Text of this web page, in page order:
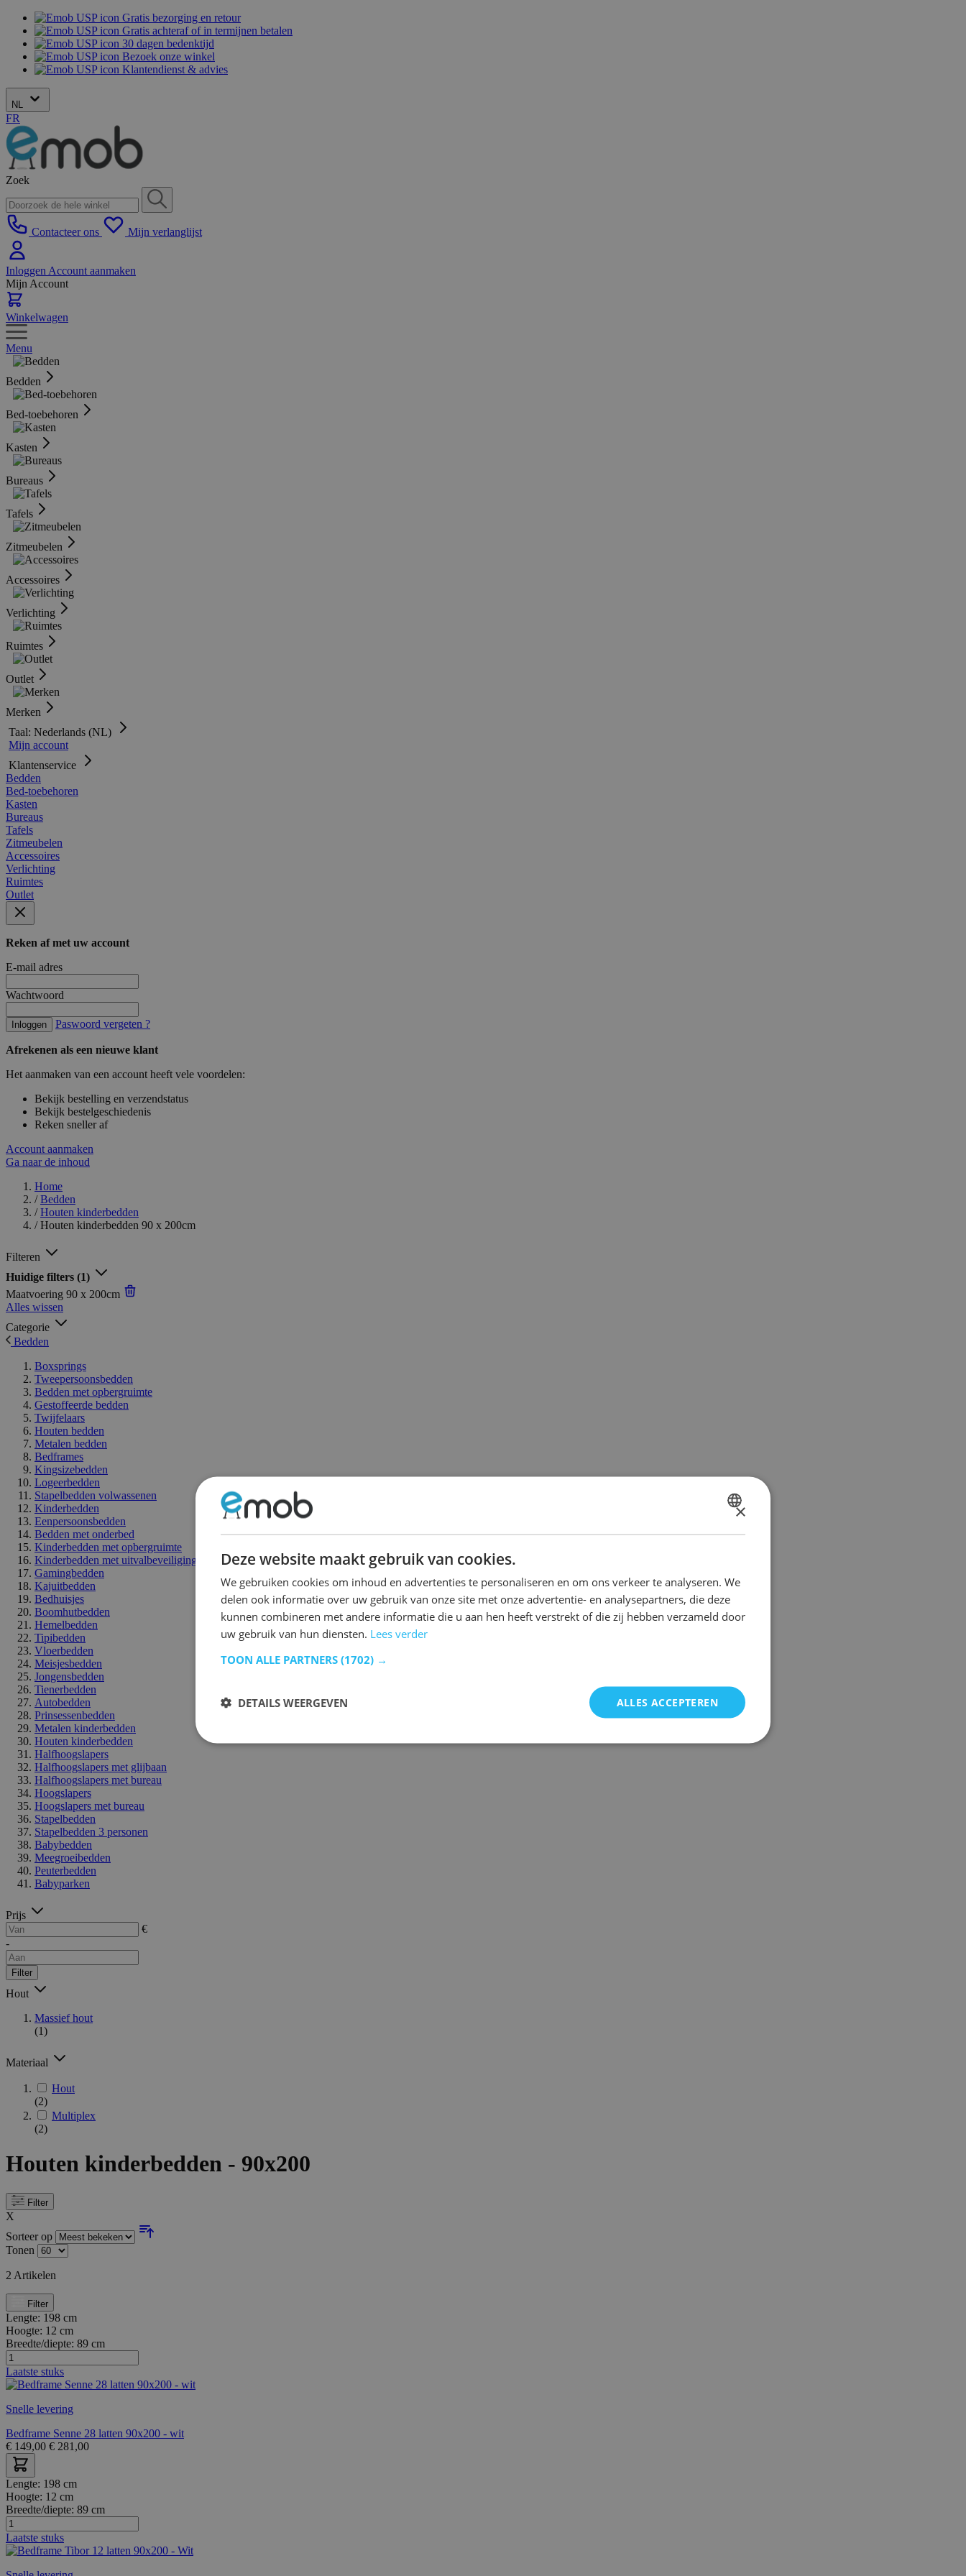
Gratis bezorging en retour
Gratis achteraf of in termijnen betalen
30 dagen bedenktijd
Bezoek onze winkel
Klantendienst & advies
NL
FR
Zoek
Contacteer ons Mijn verlanglijst
Inloggen Account aanmaken
Mijn Account
Winkelwagen
Menu
Bedden
Bed-toebehoren
Kasten
Bureaus
Tafels
Zitmeubelen
Accessoires
Verlichting
Ruimtes
Outlet
Merken
Taal: Nederlands (NL)
Mijn account
Klantenservice
Bedden
Bed-toebehoren
Kasten
Bureaus
Tafels
Zitmeubelen
Accessoires
Verlichting
Ruimtes
Outlet
Reken af met uw account
E-mail adres
Wachtwoord
Inloggen Paswoord vergeten ?
Afrekenen als een nieuwe klant
Het aanmaken van een account heeft vele voordelen:
Bekijk bestelling en verzendstatus
Bekijk bestelgeschiedenis
Reken sneller af
Account aanmaken
Ga naar de inhoud
Home
/ Bedden
/ Houten kinderbedden
/ Houten kinderbedden 90 x 200cm
Filteren
Huidige filters (1)
Maatvoering 90 x 200cm
Alles wissen
Categorie
Bedden
Boxsprings
Tweepersoonsbedden
Bedden met opbergruimte
Gestoffeerde bedden
Twijfelaars
Houten bedden
Metalen bedden
Bedframes
Kingsizebedden
Logeerbedden
Stapelbedden volwassenen
Kinderbedden
Eenpersoonsbedden
Bedden met onderbed
Kinderbedden met opbergruimte
Kinderbedden met uitvalbeveiliging
Gamingbedden
Kajuitbedden
Bedhuisjes
Boomhutbedden
Hemelbedden
Tipibedden
Vloerbedden
Meisjesbedden
Jongensbedden
Tienerbedden
Autobedden
Prinsessenbedden
Metalen kinderbedden
Houten kinderbedden
Halfhoogslapers
Halfhoogslapers met glijbaan
Halfhoogslapers met bureau
Hoogslapers
Hoogslapers met bureau
Stapelbedden
Stapelbedden 3 personen
Babybedden
Meegroeibedden
Peuterbedden
Babyparken
Prijs
€
-
Filter
Hout
Massief hout
(1)
Materiaal
Hout
(2)
Multiplex
(2)
Houten kinderbedden - 90x200
Filter
X
Sorteer op
Tonen
2 Artikelen
Filter
Lengte: 198 cm
Hoogte: 12 cm
Breedte/diepte: 89 cm
Laatste stuks
Snelle levering
Bedframe Senne 28 latten 90x200 - wit
€ 149,00 € 281,00
Lengte: 198 cm
Hoogte: 12 cm
Breedte/diepte: 89 cm
Laatste stuks
×
Deze website maakt gebruik van cookies.
We gebruiken cookies om inhoud en advertenties te personaliseren en om ons verkeer te analyseren. We
delen ook informatie over uw gebruik van onze site met onze advertentie- en analysepartners, die deze
kunnen combineren met andere informatie die u aan hen heeft verstrekt of die zij hebben verzameld door
uw gebruik van hun diensten. Lees verder
TOON ALLE PARTNERS (1702) →
ALLES ACCEPTEREN
DETAILS WEERGEVEN